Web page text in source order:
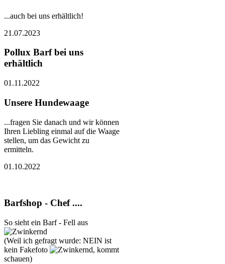
...auch bei uns erhältlich!
21.07.2023
Pollux Barf bei uns
erhältlich
01.11.2022
Unsere Hundewaage
...fragen Sie danach und wir können
Ihren Liebling einmal auf die Waage
stellen, um das Gewicht zu
ermitteln.
01.10.2022
Barfshop - Chef ....
So sieht ein Barf - Fell aus
(Weil ich gefragt wurde: NEIN ist
kein Fakefoto
, kommt
schauen)